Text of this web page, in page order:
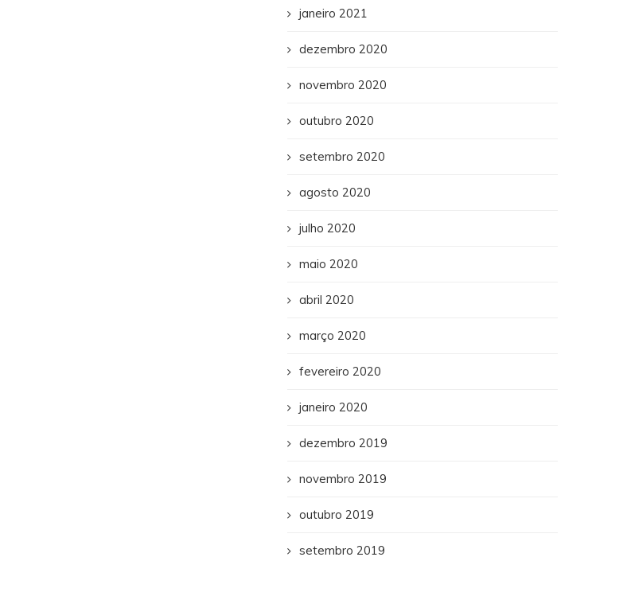
janeiro 2021
dezembro 2020
novembro 2020
outubro 2020
setembro 2020
agosto 2020
julho 2020
maio 2020
abril 2020
março 2020
fevereiro 2020
janeiro 2020
dezembro 2019
novembro 2019
outubro 2019
setembro 2019